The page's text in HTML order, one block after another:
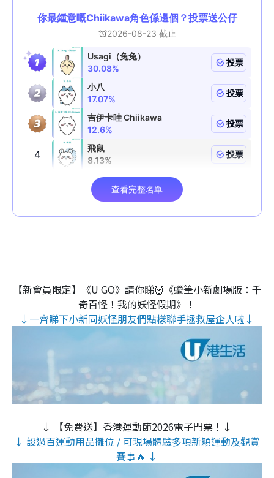
【新會員限定】《U GO》請你睇👹《蠟筆小新劇場版：千
奇百怪！我的妖怪假期》！
↓一齊睇下小新同妖怪朋友們點樣聯手拯救屋企人啦↓
↓ 【免費送】香港運動節2026電子門票！↓
↓ 設過百運動用品攤位 / 可現場體驗多項新穎運動及觀賞
賽事🔥 ↓